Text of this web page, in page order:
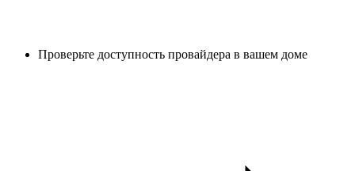
Проверьте доступность провайдера в вашем доме